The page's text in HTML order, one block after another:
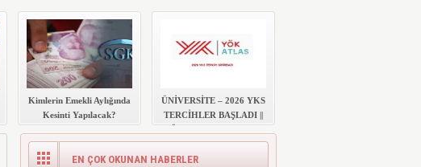
Kimlerin Emekli Aylığında
Kesinti Yapılacak?
ÜNİVERSİTE – 2026 YKS
TERCİHLER BAŞLADI ||
YKS Nereden Nasıl
yapılır? ÖSYM AİS – YKS
EN ÇOK OKUNAN HABERLER